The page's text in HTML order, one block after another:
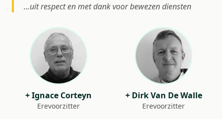
...uit respect en met dank voor bewezen diensten
+ Ignace Corteyn
Erevoorzitter
+ Dirk Van De Walle
Erevoorzitter